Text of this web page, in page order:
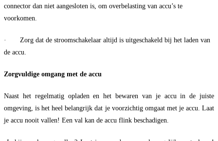
connector dan niet aangesloten is, om overbelasting van accu’s te
voorkomen.
· Zorg dat de stroomschakelaar altijd is uitgeschakeld bij het laden van
de accu.
Zorgvuldige omgang met de accu
Naast het regelmatig opladen en het bewaren van je accu in de juiste
omgeving, is het heel belangrijk dat je voorzichtig omgaat met je accu. Laat
je accu nooit vallen! Een val kan de accu flink beschadigen.